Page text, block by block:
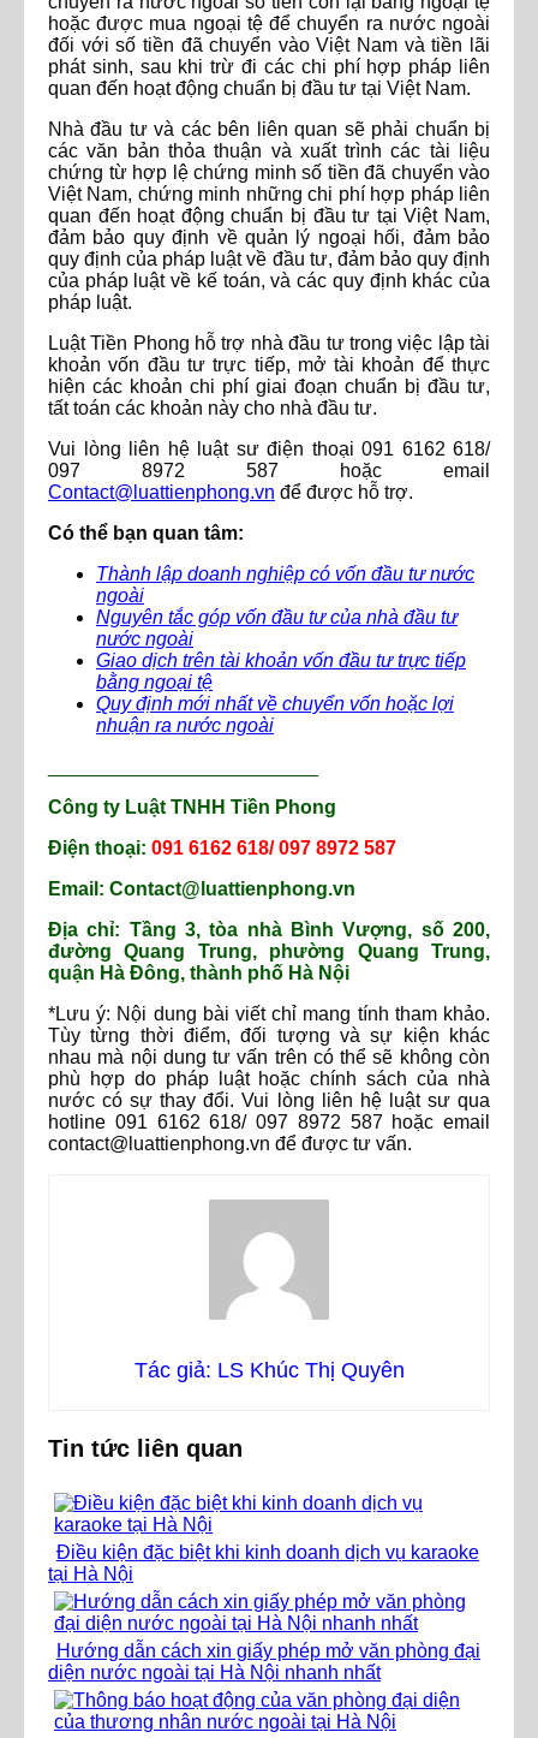
hoặc được mua ngoại tệ để chuyển ra nước ngoài
đối với số tiền đã chuyển vào Việt Nam và tiền lãi
phát sinh, sau khi trừ đi các chi phí hợp pháp liên
quan đến hoạt động chuẩn bị đầu tư tại Việt Nam.
Nhà đầu tư và các bên liên quan sẽ phải chuẩn bị
các văn bản thỏa thuận và xuất trình các tài liệu
chứng từ hợp lệ chứng minh số tiền đã chuyển vào
Việt Nam, chứng minh những chi phí hợp pháp liên
quan đến hoạt động chuẩn bị đầu tư tại Việt Nam,
đảm bảo quy định về quản lý ngoại hối, đảm bảo
quy định của pháp luật về đầu tư, đảm bảo quy định
của pháp luật về kế toán, và các quy định khác của
pháp luật.
Luật Tiền Phong hỗ trợ nhà đầu tư trong việc lập tài
khoản vốn đầu tư trực tiếp, mở tài khoản để thực
hiện các khoản chi phí giai đoạn chuẩn bị đầu tư,
tất toán các khoản này cho nhà đầu tư.
Vui lòng liên hệ luật sư điện thoại 091 6162 618/
097 8972 587 hoặc email
Contact@luattienphong.vn để được hỗ trợ.
Có thể bạn quan tâm:
Thành lập doanh nghiệp có vốn đầu tư nước
ngoài
Nguyên tắc góp vốn đầu tư của nhà đầu tư
nước ngoài
Giao dịch trên tài khoản vốn đầu tư trực tiếp
bằng ngoại tệ
Quy định mới nhất về chuyển vốn hoặc lợi
nhuận ra nước ngoài
Công ty Luật TNHH Tiền Phong
Điện thoại: 091 6162 618/ 097 8972 587
Email: Contact@luattienphong.vn
Địa chỉ: Tầng 3, tòa nhà Bình Vượng, số 200,
đường Quang Trung, phường Quang Trung,
quận Hà Đông, thành phố Hà Nội
*Lưu ý: Nội dung bài viết chỉ mang tính tham khảo.
Tùy từng thời điểm, đối tượng và sự kiện khác
nhau mà nội dung tư vấn trên có thể sẽ không còn
phù hợp do pháp luật hoặc chính sách của nhà
nước có sự thay đổi. Vui lòng liên hệ luật sư qua
hotline 091 6162 618/ 097 8972 587 hoặc email
contact@luattienphong.vn để được tư vấn.
Tác giả: LS Khúc Thị Quyên
Tin tức liên quan
Điều kiện đặc biệt khi kinh doanh dịch vụ karaoke
tại Hà Nội
Hướng dẫn cách xin giấy phép mở văn phòng đại
diện nước ngoài tại Hà Nội nhanh nhất